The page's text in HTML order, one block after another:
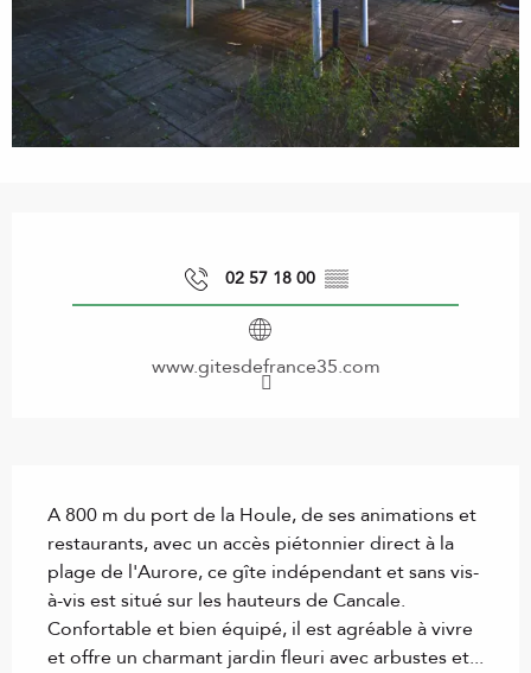
02 57 18 00 ▒▒
www.gitesdefrance35.com
A 800 m du port de la Houle, de ses animations et
restaurants, avec un accès piétonnier direct à la
plage de l'Aurore, ce gîte indépendant et sans vis-
à-vis est situé sur les hauteurs de Cancale.
Confortable et bien équipé, il est agréable à vivre
et offre un charmant jardin fleuri avec arbustes et...